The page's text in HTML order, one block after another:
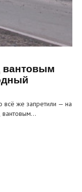
вантовым
всё же запретили — на
вантовым…